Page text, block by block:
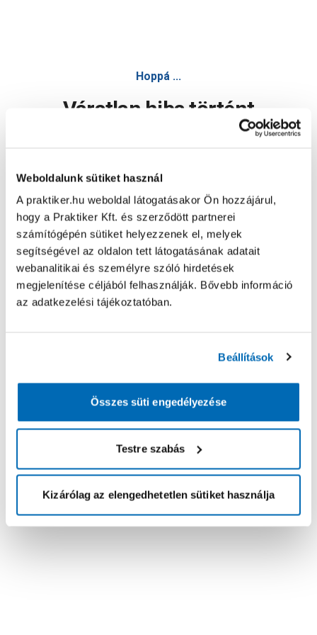
Weboldalunk sütiket használ
A praktiker.hu weboldal látogatásakor Ön hozzájárul,
hogy a Praktiker Kft. és szerződött partnerei
számítógépén sütiket helyezzenek el, melyek
segítségével az oldalon tett látogatásának adatait
webanalitikai és személyre szóló hirdetések
megjelenítése céljából felhasználják. Bővebb információ
az adatkezelési tájékoztatóban.
Beállítások
Összes süti engedélyezése
Testre szabás
Kizárólag az elengedhetetlen sütiket használja
Hoppá ...
Váratlan hiba történt
Oldal újratöltése